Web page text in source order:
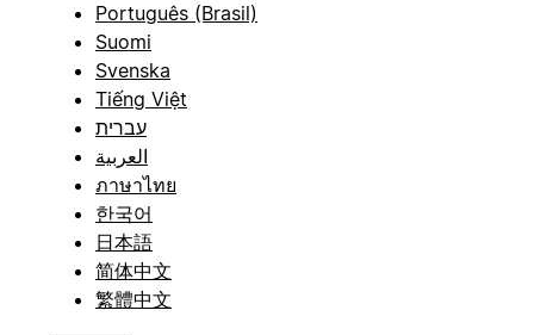
Português (Brasil)
Suomi
Svenska
Tiếng Việt
עברית
العربية
ภาษาไทย
한국어
日本語
简体中文
繁體中文